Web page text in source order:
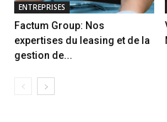
ENTREPRISES
Factum Group: Nos
expertises du leasing et de la
gestion de...